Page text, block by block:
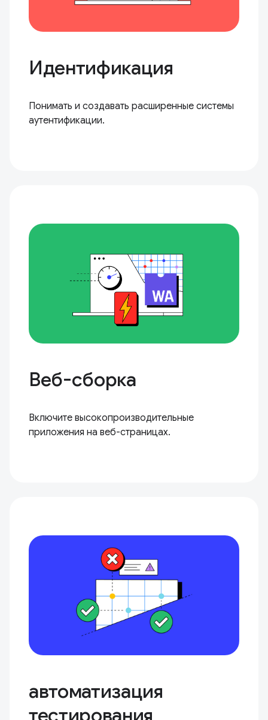
Идентификация
Понимать и создавать расширенные системы
аутентификации.
Веб-сборка
Включите высокопроизводительные
приложения на веб-страницах.
автоматизация